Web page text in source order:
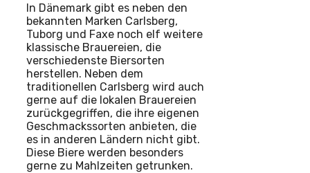
In Dänemark gibt es neben den
bekannten Marken Carlsberg,
Tuborg und Faxe noch elf weitere
klassische Brauereien, die
verschiedenste Biersorten
herstellen. Neben dem
traditionellen Carlsberg wird auch
gerne auf die lokalen Brauereien
zurückgegriffen, die ihre eigenen
Geschmackssorten anbieten, die
es in anderen Ländern nicht gibt.
Diese Biere werden besonders
gerne zu Mahlzeiten getrunken.